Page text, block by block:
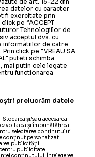
datelor cu caracter
fi exercitate prin
click pe “ACCEPT
Tehnologiilor de
acceptul dvs. cu
informatiilor de catre
click pe “VREAU SA
puteti schimba
mai putin cele legate
functionarea
prelucrăm datele
și/sau accesarea
și îmbunătățirea
selectarea conținutului
conținut personalizat.
publicității
publicitate